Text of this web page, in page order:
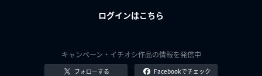
ログインはこちら
キャンペーン・イチオシ作品の情報を発信中
フォローする Facebookでチェック